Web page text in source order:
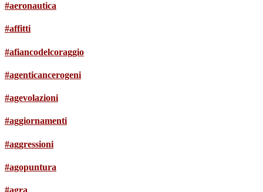
#aeronautica
#affitti
#afiancodelcoraggio
#agenticancerogeni
#agevolazioni
#aggiornamenti
#aggressioni
#agopuntura